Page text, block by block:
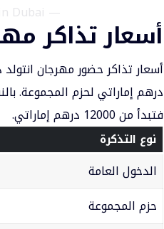
— Lovin Dubai | لوڤن دبي (@lovindubai)
أسعار تذاكر
فتبدأ من 12000 درهم إماراتي.
نوع التذكرة
الدخول العامة
حزم المجموعة